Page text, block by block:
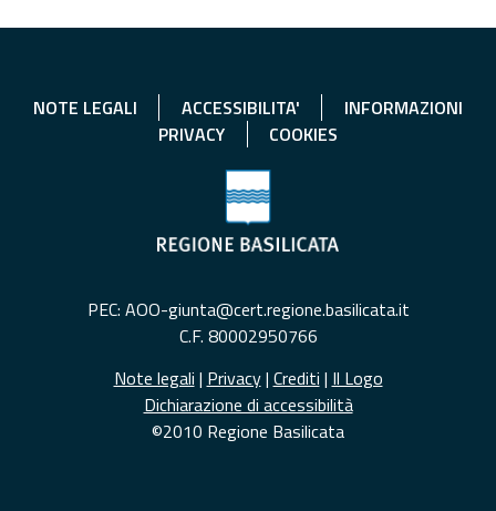
NOTE LEGALI ACCESSIBILITA'
INFORMAZIONI
PRIVACY
COOKIES
PEC: AOO-giunta@cert.regione.basilicata.it
C.F. 80002950766
Note legali | Privacy| Crediti | Il Logo
Dichiarazione di accessibilità
©2010 Regione Basilicata